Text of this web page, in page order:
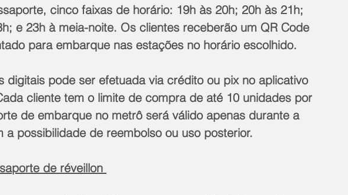
cinco faixas de horário: 19h às 20h; 20h às 21h;
e 23h à meia-noite. Os clientes receberão um QR Code
para embarque nas estações no horário escolhido.
digitais pode ser efetuada via crédito ou pix no aplicativo
cliente tem o limite de compra de até 10 unidades por
de embarque no metrô será válido apenas durante a
a possibilidade de reembolso ou uso posterior.
de réveillon